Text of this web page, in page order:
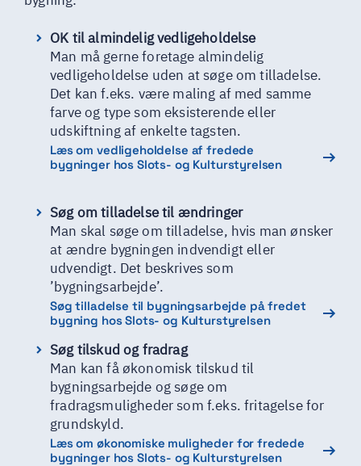
OK til almindelig vedligeholdelse
Man må gerne foretage almindelig
vedligeholdelse uden at søge om tilladelse.
Det kan f.eks. være maling af med samme
farve og type som eksisterende eller
udskiftning af enkelte tagsten.
Læs om vedligeholdelse af fredede
bygninger hos Slots- og Kulturstyrelsen
Søg om tilladelse til ændringer
Man skal søge om tilladelse, hvis man ønsker
at ændre bygningen indvendigt eller
udvendigt. Det beskrives som
’bygningsarbejde’.
Søg tilladelse til bygningsarbejde på fredet
bygning hos Slots- og Kulturstyrelsen
Søg tilskud og fradrag
Man kan få økonomisk tilskud til
bygningsarbejde og søge om
fradragsmuligheder som f.eks. fritagelse for
grundskyld.
Læs om økonomiske muligheder for fredede
bygninger hos Slots- og Kulturstyrelsen